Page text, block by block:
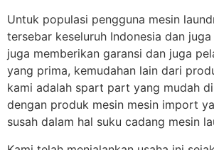
Untuk populasi pengguna mesin
tersebar keseluruh Indonesia dan
juga memberikan garansi dan juga
yang prima, kemudahan lain dari
kami adalah spart part yang mudah
dengan produk mesin mesin import
susah dalam hal suku cadang mesin